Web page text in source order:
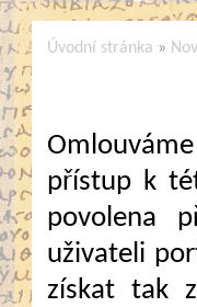
Úvodní stránka »
přístup k
povolena
uživateli
získat tak